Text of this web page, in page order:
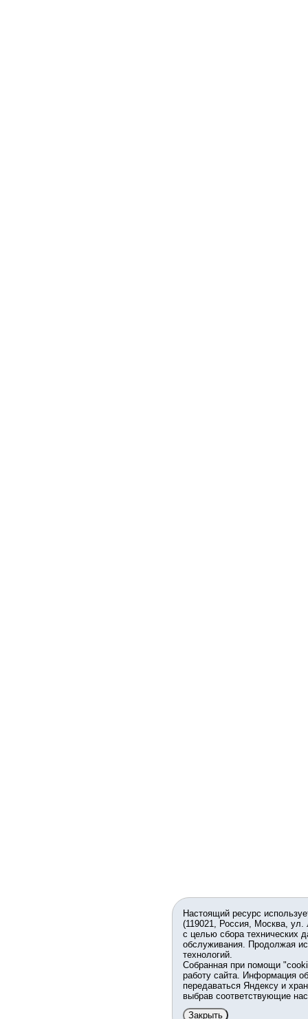
Настоящий ресурс
(119021, Россия, Москва,
с целью сбора технических
обслуживания. Продолжая
технологий.
Собранная при помощи
работу сайта. Информация
передаваться Яндексу и
выбрав соответствующие
Закрыть